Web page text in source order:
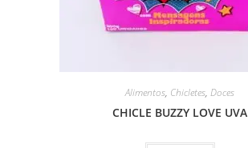
Alimentos, Chicletes, Doces
CHICLE BUZZY LOVE UVA